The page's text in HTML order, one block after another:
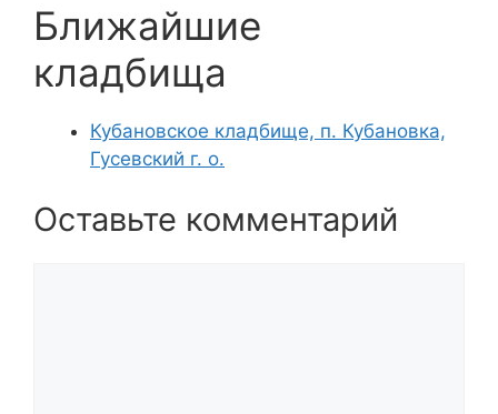
Ближайшие
кладбища
Кубановское кладбище, п. Кубановка,
Гусевский г. о.
Оставьте комментарий